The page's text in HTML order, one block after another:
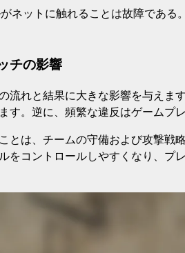
ネットに触れることは故障であ
チの影響
流れと結果に大きな影響を与えま
す。逆に、頻繁な違反はゲームプ
とは、チームの守備および攻撃戦
をコントロールしやすくなり、プ